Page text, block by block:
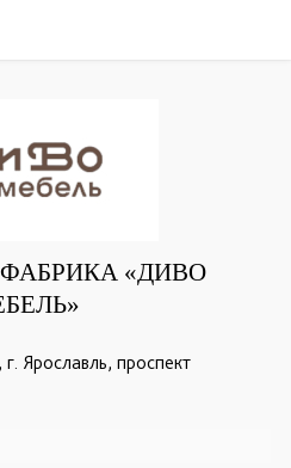
«ДИВО
Ярославль, проспект